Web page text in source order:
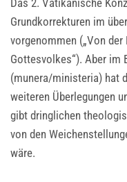
Das 2. Vatikanische
Grundkorrekturen im
vorgenommen („Von
Gottesvolkes“). Aber
(munera/ministeria) hat
weiteren Überlegungen
gibt dringlichen
von den
wäre.